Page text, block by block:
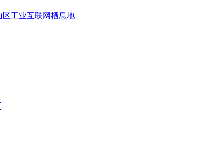
区工业互联网栖息地